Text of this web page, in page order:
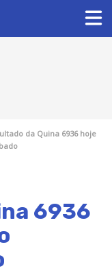
da Quina 6936 hoje
6936